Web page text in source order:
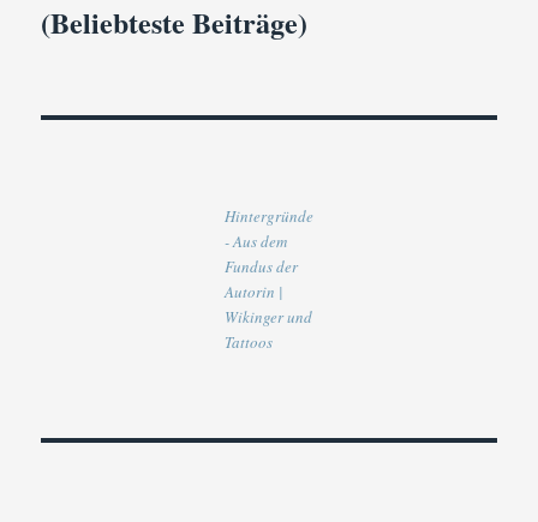
(Beliebteste Beiträge)
Hintergründe
- Aus dem
Fundus der
Autorin |
Wikinger und
Tattoos